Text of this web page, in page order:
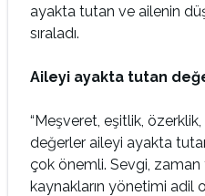
ayakta tutan ve ailenin
sıraladı.
Aileyi ayakta tutan
“Meşveret, eşitlik,
değerler aileyi ayakta
çok önemli. Sevgi,
kaynakların yönetimi adil